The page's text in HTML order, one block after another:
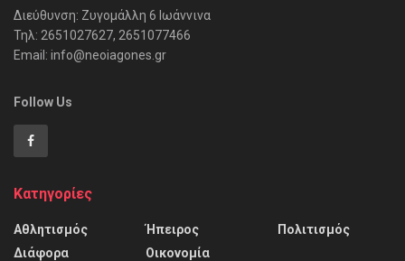
Διεύθυνση: Ζυγομάλλη 6 Ιωάννινα
Τηλ: 2651027627, 2651077466
Email: info@neoiagones.gr
Follow Us
Κατηγορίες
Αθλητισμός
Διάφορα
Ήπειρος
Οικονομία
Πολιτισμός